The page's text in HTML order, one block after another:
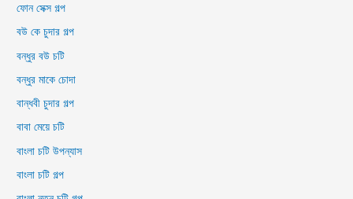
ফোন সেক্স গল্প
বউ কে চুদার গল্প
বন্ধুর বউ চটি
বন্ধুর মাকে চোদা
বান্ধবী চুদার গল্প
বাবা মেয়ে চটি
বাংলা চটি উপন্যাস
বাংলা চটি গল্প